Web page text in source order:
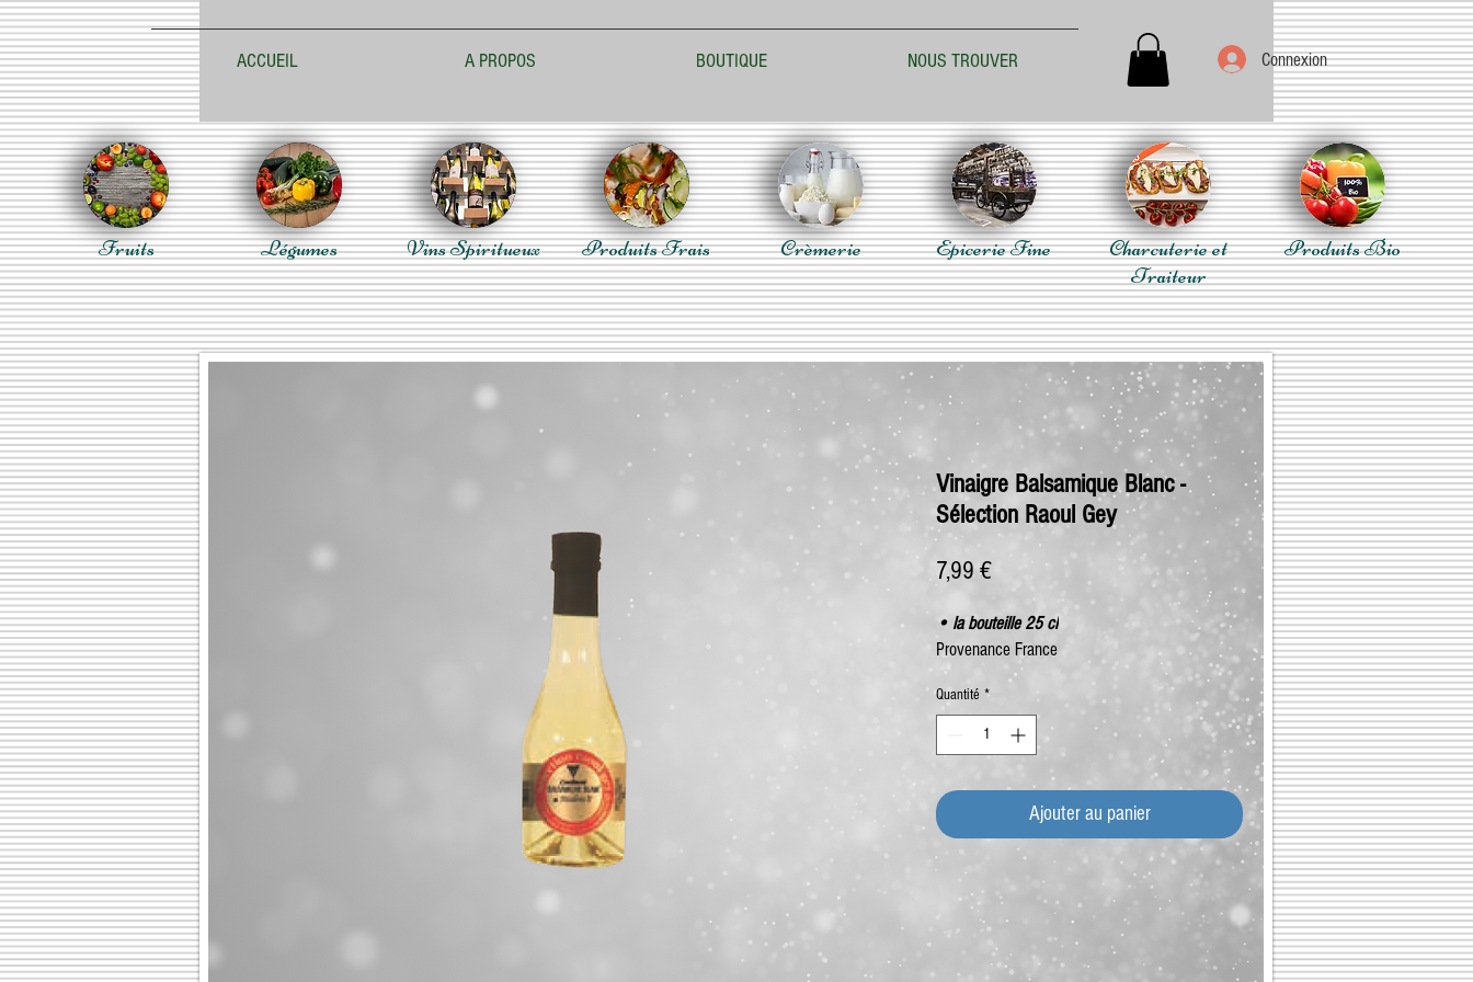
ACCUEIL A PROPOS BOUTIQUE NOUS TROUVER Connexion
Fruits Légumes Vins Spiritueux Produits Frais Crèmerie Epicerie Fine
Charcuterie et
Traiteur
Produits Bio
Vinaigre Balsamique Blanc -
Sélection Raoul Gey
7,99 €Prix
• la bouteille 25 cl
Provenance France
Quantité *
Ajouter au panier